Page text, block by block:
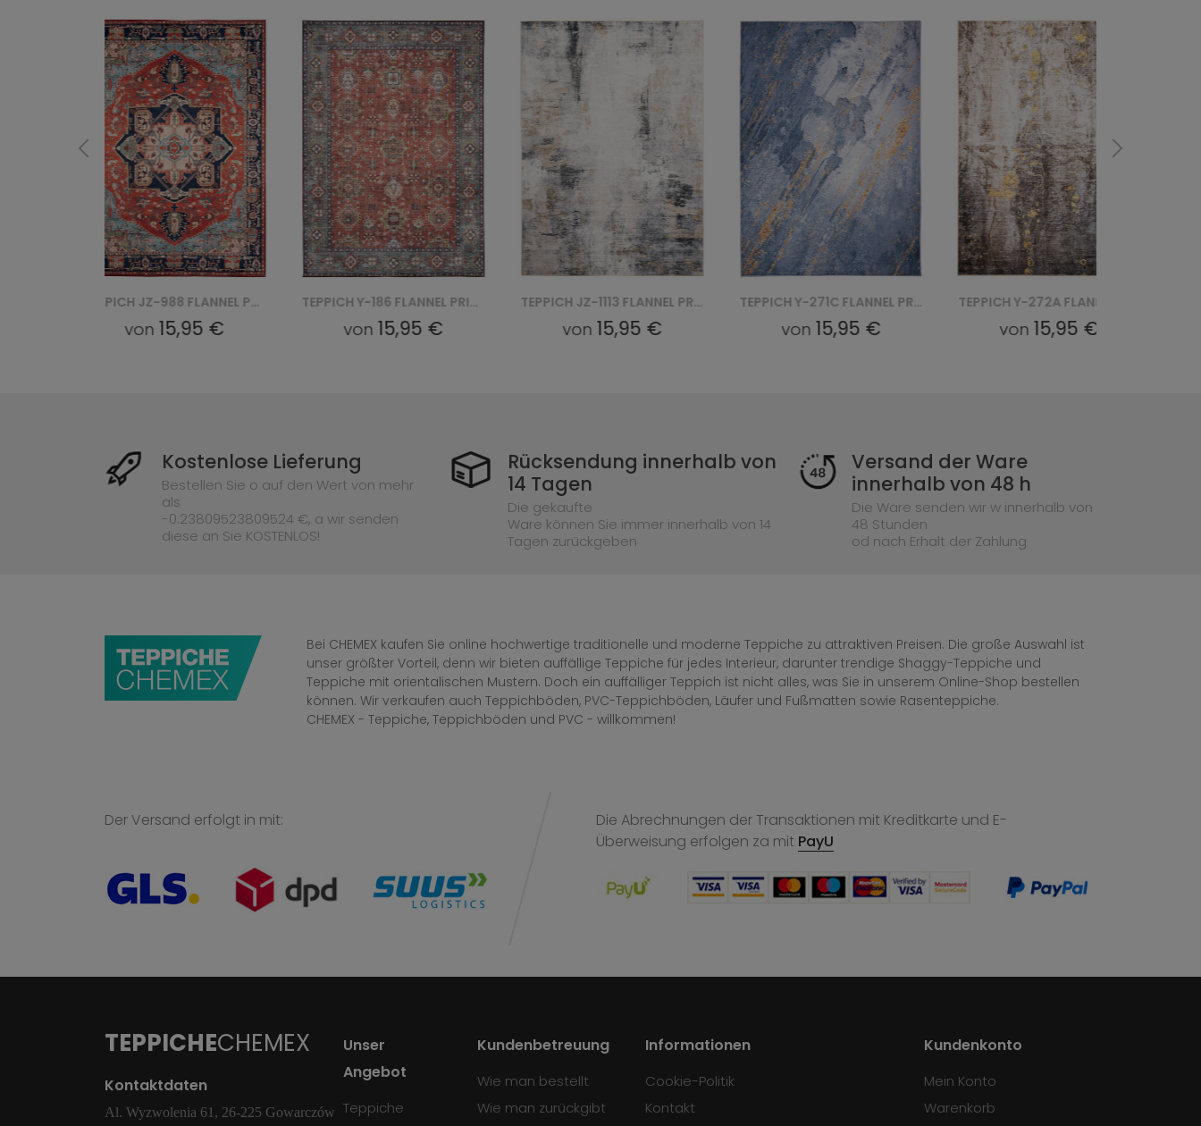
von15,95 € von15,95 € von15,95 € von15,95 € von15,95 €
Kostenlose Lieferung
Bestellen Sie o auf den Wert von mehr
als
-0.23809523809524 €, a wir senden
diese an Sie KOSTENLOS!
Rücksendung innerhalb von
14 Tagen
Die gekaufte
Ware können Sie immer innerhalb von 14
Tagen zurückgeben
Versand der Ware
innerhalb von 48 h
Die Ware senden wir w innerhalb von
48 Stunden
od nach Erhalt der Zahlung
Bei CHEMEX kaufen Sie online hochwertige traditionelle und moderne Teppiche zu attraktiven Preisen. Die große Auswahl ist
unser größter Vorteil, denn wir bieten auffällige Teppiche für jedes Interieur, darunter trendige Shaggy-Teppiche und
Teppiche mit orientalischen Mustern. Doch ein auffälliger Teppich ist nicht alles, was Sie in unserem Online-Shop bestellen
können. Wir verkaufen auch Teppichböden, PVC-Teppichböden, Läufer und Fußmatten sowie Rasenteppiche.
CHEMEX - Teppiche, Teppichböden und PVC - willkommen!
Der Versand erfolgt in mit:
Die Abrechnungen der Transaktionen mit Kreditkarte und E-
Überweisung erfolgen za mit PayU
TEPPICHECHEMEX
Kontaktdaten
Al. Wyzwolenia 61, 26-225 Gowarczów
Unser
Angebot
Teppiche
Kundenbetreuung
Wie man bestellt
Wie man zurückgibt
Informationen
Cookie-Politik
Kontakt
Kundenkonto
Mein Konto
Warenkorb